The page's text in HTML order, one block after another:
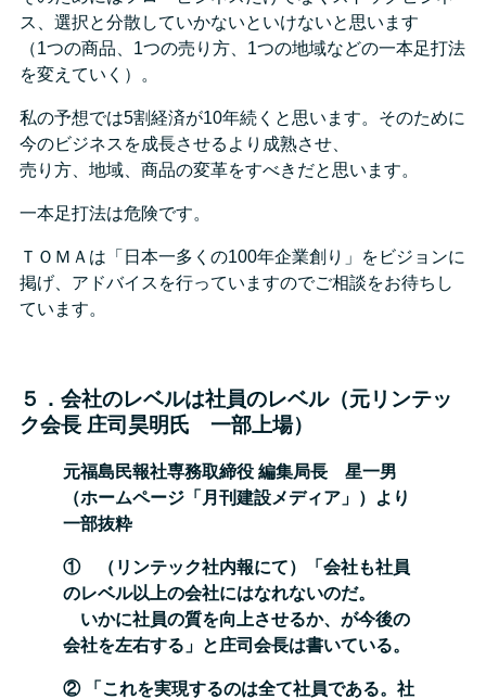
ス、選択と分散していかないといけないと思います
（1つの商品、1つの売り方、1つの地域などの一本足打法
を変えていく）。
私の予想では5割経済が10年続くと思います。そのために
今のビジネスを成長させるより成熟させ、
売り方、地域、商品の変革をすべきだと思います。
一本足打法は危険です。
ＴＯＭＡは「日本一多くの100年企業創り」をビジョンに
掲げ、アドバイスを行っていますのでご相談をお待ちし
ています。
５．会社のレベルは社員のレベル（元リンテッ
ク会長 庄司昊明氏 一部上場）
元福島民報社専務取締役 編集局長 星一男
（ホームページ「月刊建設メディア」）より
一部抜粋
① （リンテック社内報にて）「会社も社員
のレベル以上の会社にはなれないのだ。
いかに社員の質を向上させるか、が今後の
会社を左右する」と庄司会長は書いている。
② 「これを実現するのは全て社員である。社